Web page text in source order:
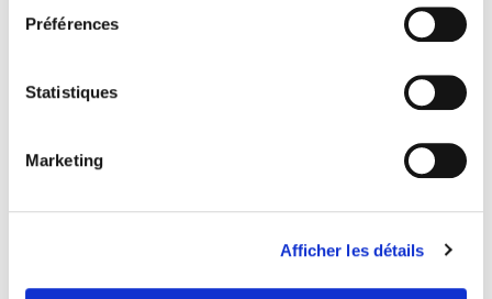
Préférences
Statistiques
Marketing
Afficher les détails
01 octobre 1988
Classification thématique Thema: Politique et gouvernement
Rome, promenades sociologiques